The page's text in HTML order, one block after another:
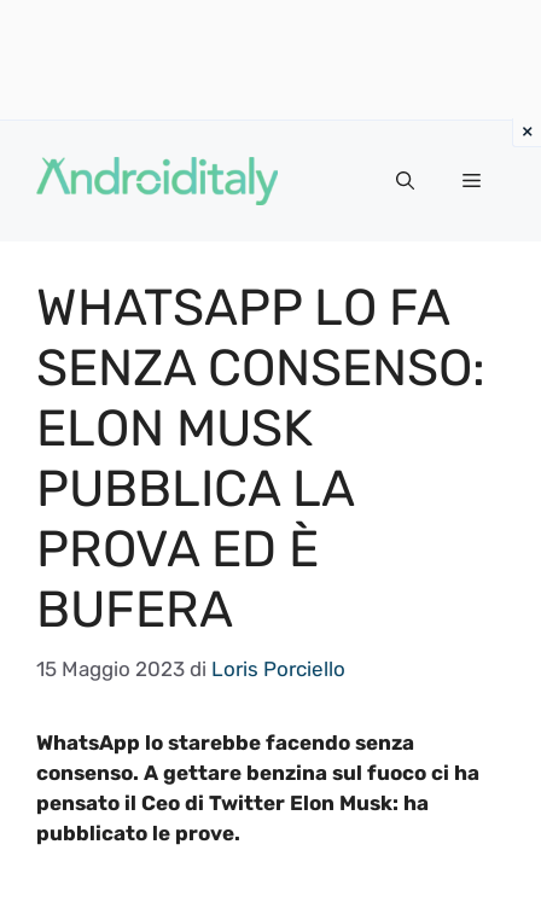
contenuto
MENU
WHATSAPP LO FA
SENZA CONSENSO:
ELON MUSK
PUBBLICA LA
PROVA ED È
BUFERA
15 Maggio 2023 di Loris Porciello
WhatsApp lo starebbe facendo senza
consenso. A gettare benzina sul fuoco ci ha
pensato il Ceo di Twitter Elon Musk: ha
pubblicato le prove.